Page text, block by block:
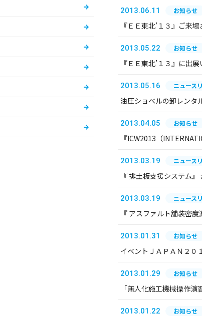
2013.06.11 お知らせ
『ＥＥ東北’１３』ご来
2013.05.22 お知らせ
『ＥＥ東北’１３』に出
2013.05.16 ニュース
油圧ショベルの卸レンタ
2013.04.05 お知らせ
『ICW2013（
2013.03.19 ニュース
『 排土板支援システム
2013.03.19 ニュース
『 アスファルト舗装密
2013.01.31 お知らせ
イベントＪＡＰＡＮ２
2013.01.29 お知らせ
「無人化施工機械操作
2013.01.22 お知らせ